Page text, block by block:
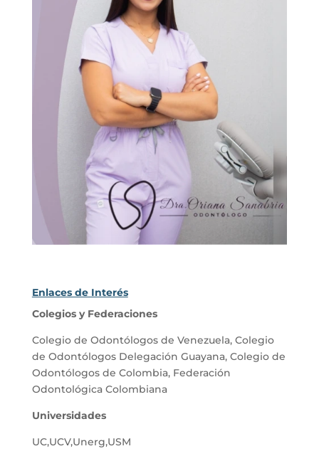
Enlaces de Interés
Colegios y Federaciones
Colegio de Odontólogos de Venezuela, Colegio
de Odontólogos Delegación Guayana, Colegio de
Odontólogos de Colombia, Federación
Odontológica Colombiana
Universidades
UC,UCV,Unerg,USM